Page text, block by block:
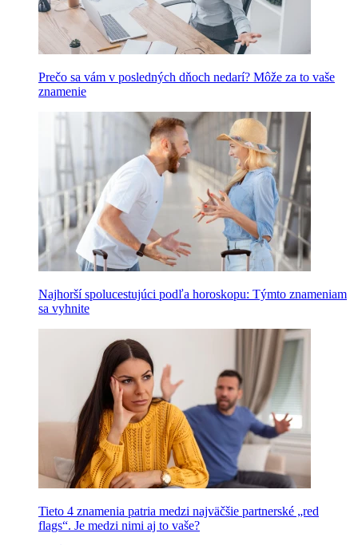
Prečo sa vám v posledných dňoch nedarí? Môže za to vaše
znamenie
Najhorší spolucestujúci podľa horoskopu: Týmto znameniam
sa vyhnite
Tieto 4 znamenia patria medzi najväčšie partnerské „red
flags“. Je medzi nimi aj to vaše?